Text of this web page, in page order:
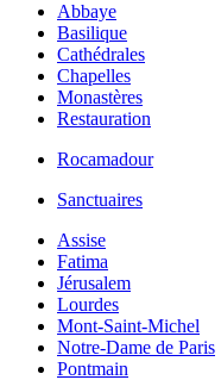
Abbaye
Basilique
Cathédrales
Chapelles
Monastères
Restauration
Rocamadour
Sanctuaires
Assise
Fatima
Jérusalem
Lourdes
Mont-Saint-Michel
Notre-Dame de Paris
Pontmain